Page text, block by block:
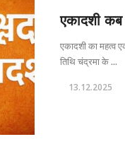
एकादशी कब
एकादशी का महत्व
तिथि चंद्रमा के ...
13.12.2025